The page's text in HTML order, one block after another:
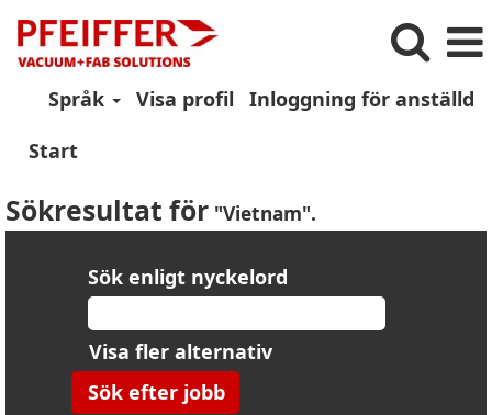
Språk Visa profil
Inloggning för anställd
Start
Sökresultat för "Vietnam".
Sök enligt nyckelord
Visa fler alternativ